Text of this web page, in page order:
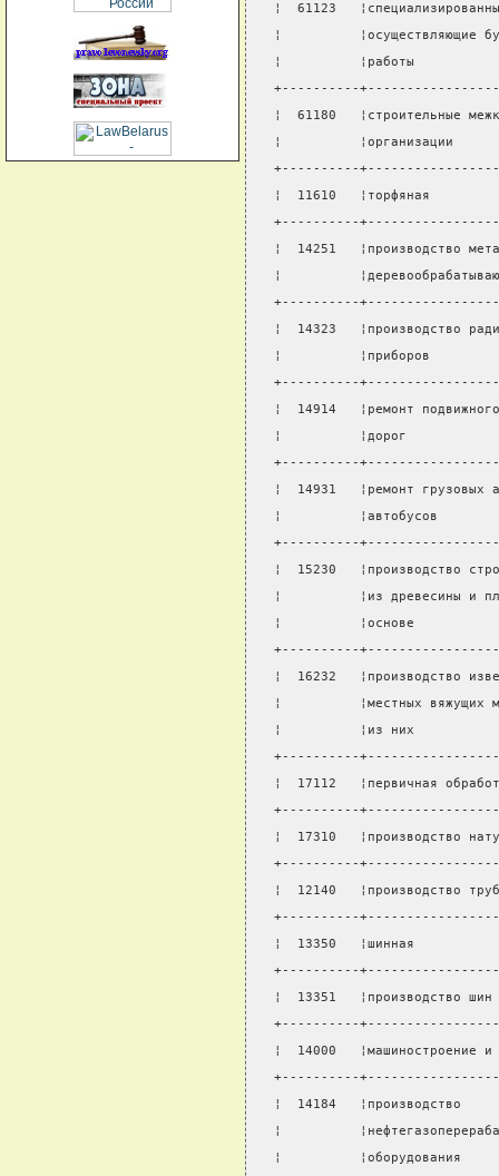
¦  61123
¦
¦          ¦работы
+----------
¦  61180
¦
+----------
¦  11610   ¦торфяная
+----------
¦  14251
¦
+----------
¦  14323   ¦производство
¦          ¦приборов
+----------
¦  14914   ¦ремонт
¦          ¦дорог
+----------
¦  14931   ¦ремонт
¦          ¦автобусов
+----------
¦  15230   ¦производство
¦          ¦из древесины и
¦          ¦основе
+----------
¦  16232   ¦производство
¦          ¦местных
¦          ¦из них
+----------
¦  17112   ¦первичная
+----------
¦  17310
+----------
¦  12140
+----------
¦  13350   ¦шинная
+----------
¦  13351
+----------
¦  14000
+----------
¦  14184
¦
¦